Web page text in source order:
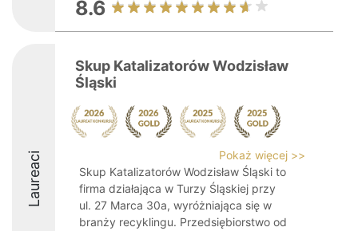
8.6
Laureaci
Skup Katalizatorów Wodzisław
Śląski
Pokaż więcej >>
Skup Katalizatorów Wodzisław Śląski to
firma działająca w Turzy Śląskiej przy
ul. 27 Marca 30a, wyróżniająca się w
branży recyklingu. Przedsiębiorstwo od